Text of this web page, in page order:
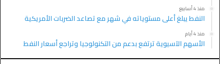
منذ 4 أسابيع
النفط يبلغ أعلى مستوياته في شهر مع تصاعد الضربات الأمريكية
منذ 4 أيام
الأسهم الآسيوية ترتفع بدعم من التكنولوجيا وتراجع أسعار النفط